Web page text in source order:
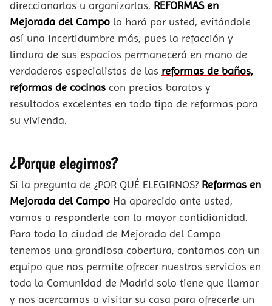
direccionarlas u organizarlas, REFORMAS en
Mejorada del Campo lo hará por usted, evitándole
así una incertidumbre más, pues la refacción y
lindura de sus espacios permanecerá en mano de
verdaderos especialistas de las reformas de baños,
reformas de cocinas con precios baratos y
resultados excelentes en todo tipo de reformas para
su vivienda.
¿Porque elegirnos?
Si la pregunta de ¿POR QUÉ ELEGIRNOS? Reformas en
Mejorada del Campo Ha aparecido ante usted,
vamos a responderle con la mayor contidianidad.
Para toda la ciudad de Mejorada del Campo
tenemos una grandiosa cobertura, contamos con un
equipo que nos permite ofrecer nuestros servicios en
toda la Comunidad de Madrid solo tiene que llamar
y nos acercamos a visitar su casa para ofrecerle un